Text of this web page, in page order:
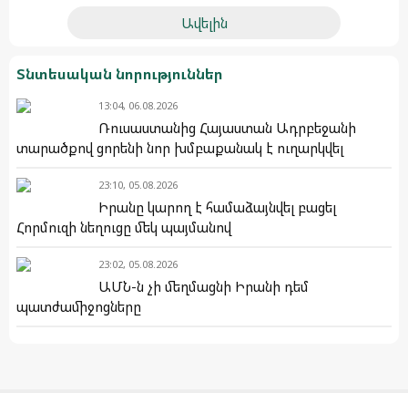
Ավելին
Տնտեսական նորություններ
13:04, 06.08.2026
Ռուսաստանից Հայաստան Ադրբեջանի
տարածքով ցորենի նոր խմբաքանակ է ուղարկվել
23:10, 05.08.2026
Իրանը կարող է համաձայնվել բացել
Հորմուզի նեղուցը մեկ պայմանով
23:02, 05.08.2026
ԱՄՆ-ն չի մեղմացնի Իրանի դեմ
պատժամիջոցները